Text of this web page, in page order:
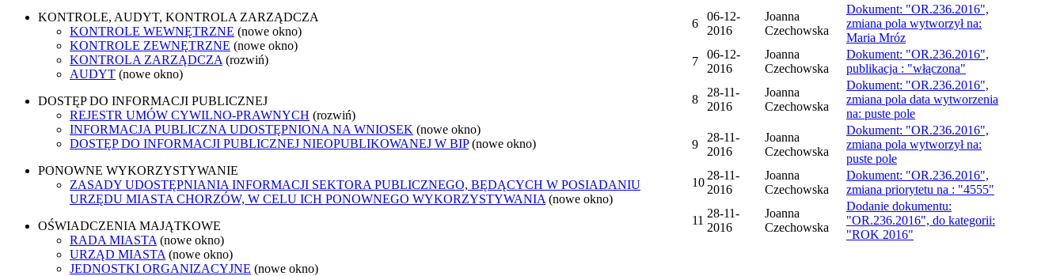
KONTROLE, AUDYT, KONTROLA ZARZĄDCZA
KONTROLE WEWNĘTRZNE (nowe okno)
KONTROLE ZEWNĘTRZNE (nowe okno)
KONTROLA ZARZĄDCZA (rozwiń)
AUDYT (nowe okno)
DOSTĘP DO INFORMACJI PUBLICZNEJ
REJESTR UMÓW CYWILNO-PRAWNYCH (rozwiń)
INFORMACJA PUBLICZNA UDOSTĘPNIONA NA WNIOSEK (nowe okno)
DOSTĘP DO INFORMACJI PUBLICZNEJ NIEOPUBLIKOWANEJ W BIP (nowe okno)
PONOWNE WYKORZYSTYWANIE
ZASADY UDOSTĘPNIANIA INFORMACJI SEKTORA PUBLICZNEGO, BĘDĄCYCH W POSIADANIU
URZĘDU MIASTA CHORZÓW, W CELU ICH PONOWNEGO WYKORZYSTYWANIA (nowe okno)
OŚWIADCZENIA MAJĄTKOWE
RADA MIASTA (nowe okno)
URZĄD MIASTA (nowe okno)
JEDNOSTKI ORGANIZACYJNE (nowe okno)
6
06-12-
2016
Joanna
Czechowska
Dokument: "OR.236.2016",
zmiana pola wytworzył na:
Maria Mróz
7
06-12-
2016
Joanna
Czechowska
Dokument: "OR.236.2016",
publikacja : "włączona"
8
28-11-
2016
Joanna
Czechowska
Dokument: "OR.236.2016",
zmiana pola data wytworzenia
na: puste pole
9
28-11-
2016
Joanna
Czechowska
Dokument: "OR.236.2016",
zmiana pola wytworzył na:
puste pole
10
28-11-
2016
Joanna
Czechowska
Dokument: "OR.236.2016",
zmiana priorytetu na : "4555"
11
28-11-
2016
Joanna
Czechowska
Dodanie dokumentu:
"OR.236.2016", do kategorii:
"ROK 2016"